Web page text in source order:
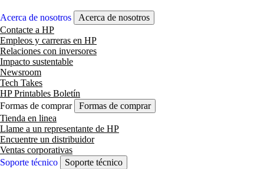
Acerca de nosotros
Acerca de nosotros
Contacte a HP
Empleos y carreras en HP
Relaciones con inversores
Impacto sustentable
Newsroom
Tech Takes
HP Printables Boletín
Formas de comprar
Formas de comprar
Tienda en linea
Llame a un representante de HP
Encuentre un distribuidor
Ventas corporativas
Soporte técnico
Soporte técnico